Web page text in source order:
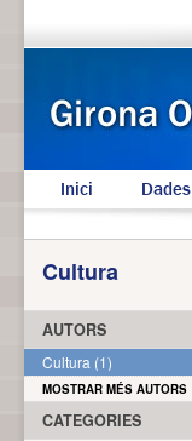
Inici Dades
Cultura
AUTORS
Cultura (1)
MOSTRAR MÉS AUTORS
CATEGORIES